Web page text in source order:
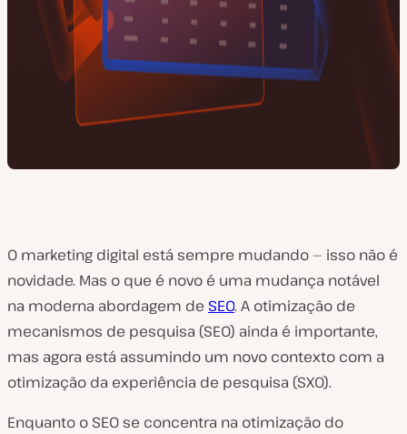
O marketing digital está sempre mudando — isso não é
novidade. Mas o que é novo é uma mudança notável
na moderna abordagem de SEO. A otimização de
mecanismos de pesquisa (SEO) ainda é importante,
mas agora está assumindo um novo contexto com a
otimização da experiência de pesquisa (SXO).
Enquanto o SEO se concentra na otimização do